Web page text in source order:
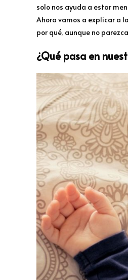
solo nos ayuda a estar
Ahora vamos a explicar a
por qué, aunque no
¿Qué pasa en